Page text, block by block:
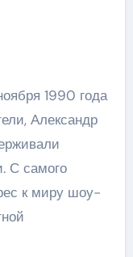
1990 года
Александр
С самого
к миру шоу-